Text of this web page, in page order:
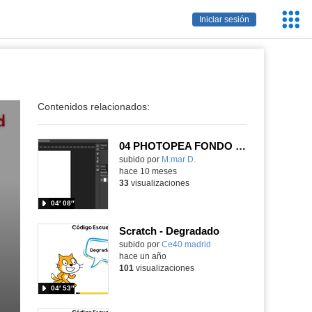
Iniciar sesión
Contenidos relacionados:
04 PHOTOPEA FONDO DEGRADADO Y TEXTO
Contenido educativo.
subido por M.mar D.
04′ 08″
hace 10 meses
33visualizaciones
Scratch - Degradado
subido por Ce40 madrid
04′ 53″
hace un año
101 visualizaciones